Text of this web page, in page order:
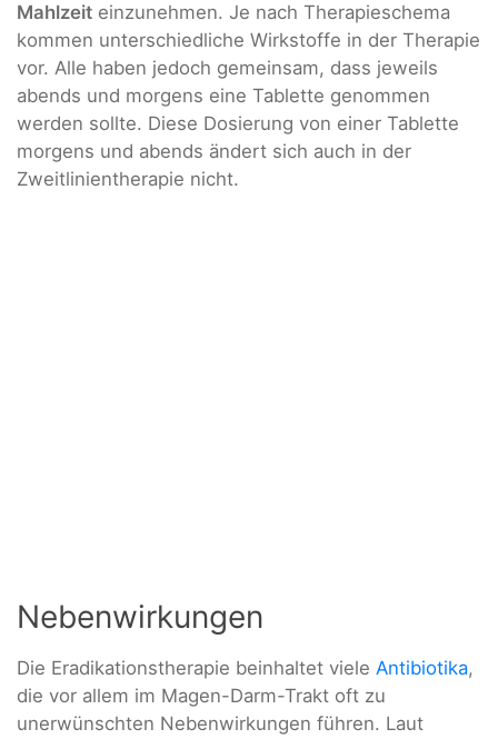
Mahlzeit einzunehmen. Je nach Therapieschema
kommen unterschiedliche Wirkstoffe in der Therapie
vor. Alle haben jedoch gemeinsam, dass jeweils
abends und morgens eine Tablette genommen
werden sollte. Diese Dosierung von einer Tablette
morgens und abends ändert sich auch in der
Zweitlinientherapie nicht.
Nebenwirkungen
Die Eradikationstherapie beinhaltet viele Antibiotika,
die vor allem im Magen-Darm-Trakt oft zu
unerwünschten Nebenwirkungen führen. Laut